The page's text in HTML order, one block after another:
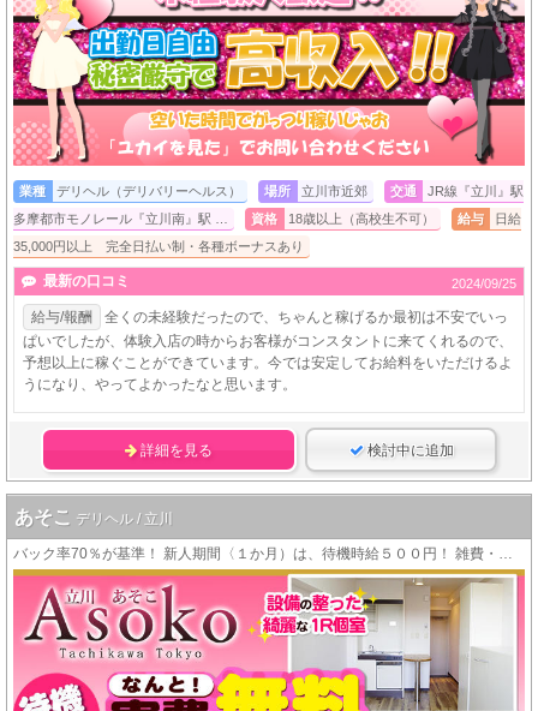
業種 デリヘル（デリバリーヘルス） 場所 立川市近郊 交通
JR線『立川』駅
多摩都市モノレール『立川南』駅 …
資格 18歳以上（高校生不可） 給与
日給
35,000円以上 完全日払い制・各種ボーナスあり
最新の口コミ 2024/09/25
給与/報酬
全くの未経験だったので、ちゃんと稼げるか最初は不安でいっ
ぱいでしたが、体験入店の時からお客様がコンスタントに来てくれるので、
予想以上に稼ぐことができています。今では安定してお給料をいただけるよ
うになり、やってよかったなと思います。
詳細を見る 検討中に追加
あそこ デリヘル / 立川